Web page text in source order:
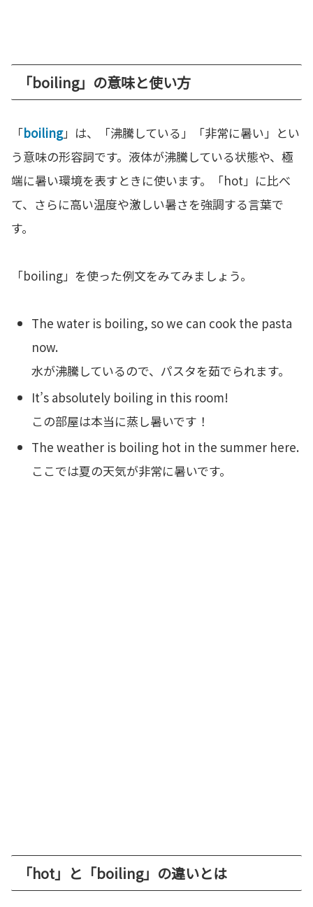
「boiling」の意味と使い方
「boiling」は、「沸騰している」「非常に暑い」とい
う意味の形容詞です。液体が沸騰している状態や、極
端に暑い環境を表すときに使います。「hot」に比べ
て、さらに高い温度や激しい暑さを強調する言葉で
す。
「boiling」を使った例文をみてみましょう。
The water is boiling, so we can cook the pasta
now.
水が沸騰しているので、パスタを茹でられます。
It’s absolutely boiling in this room!
この部屋は本当に蒸し暑いです！
The weather is boiling hot in the summer here.
ここでは夏の天気が非常に暑いです。
「hot」と「boiling」の違いとは